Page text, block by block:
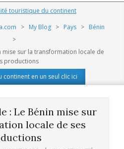
touristique du continent
> My Blog > Pays > Bénin
>
mise sur la transformation locale de
productions
continent en un seul clic ici
: Le Bénin mise sur
locale de ses